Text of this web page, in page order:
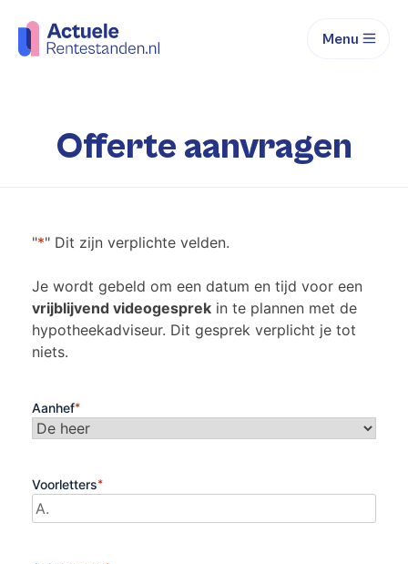
Menu
Offerte aanvragen